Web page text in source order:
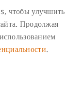
чтобы улучшить
Продолжая
.